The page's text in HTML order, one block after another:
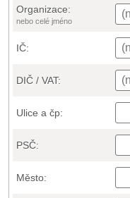
Organizace:
nebo celé jméno
IČ:
DIČ / VAT:
Ulice a čp:
PSČ:
Město: